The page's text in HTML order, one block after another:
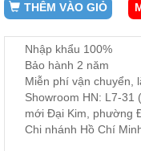
, đồ
trang
Nội
Thất
Hàng
THÊM VÀO GIỎ
Nhập khẩu 100%
Bảo hành 2 năm
Miễn phí vận chuyển,
Showroom HN: L7-31
mới Đại Kim, phường
Chi nhánh Hồ Chí